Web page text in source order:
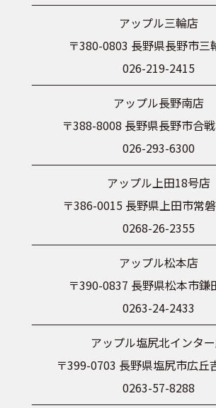
アップル三輪店
〒380-0803 長野県長野市三
026-219-2415
アップル長野南店
〒388-8008 長野県長野市合
026-293-6300
アップル上田18号店
〒386-0015 長野県上田市常
0268-26-2355
アップル松本店
〒390-0837 長野県松本市鎌
0263-24-2433
アップル塩尻北インタ
〒399-0703 長野県塩尻市広丘
0263-57-8288